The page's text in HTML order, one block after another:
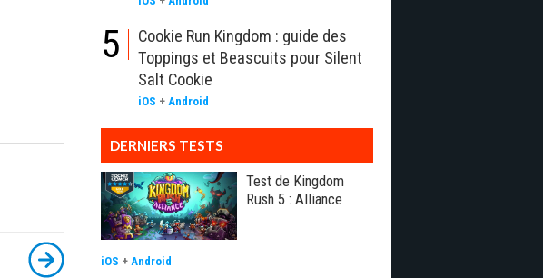
5
Cookie Run Kingdom : guide des
Toppings et Beascuits pour Silent
Salt Cookie
iOS + Android
DERNIERS TESTS
Test de Kingdom
Rush 5 : Alliance
iOS + Android